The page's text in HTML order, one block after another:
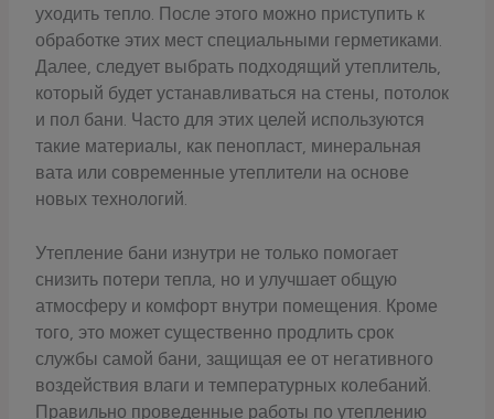
уходить тепло. После этого можно приступить к
обработке этих мест специальными герметиками.
Далее, следует выбрать подходящий утеплитель,
который будет устанавливаться на стены, потолок
и пол бани. Часто для этих целей используются
такие материалы, как пенопласт, минеральная
вата или современные утеплители на основе
новых технологий.
Утепление бани изнутри не только помогает
снизить потери тепла, но и улучшает общую
атмосферу и комфорт внутри помещения. Кроме
того, это может существенно продлить срок
службы самой бани, защищая ее от негативного
воздействия влаги и температурных колебаний.
Правильно проведенные работы по утеплению